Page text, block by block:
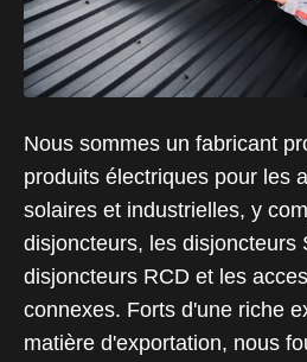
Nous sommes un fabricant
produits électriques pour les
solaires et industrielles, y
disjoncteurs, les disjoncteurs
disjoncteurs RCD et les
connexes. Forts d'une riche
matière d'exportation, nous